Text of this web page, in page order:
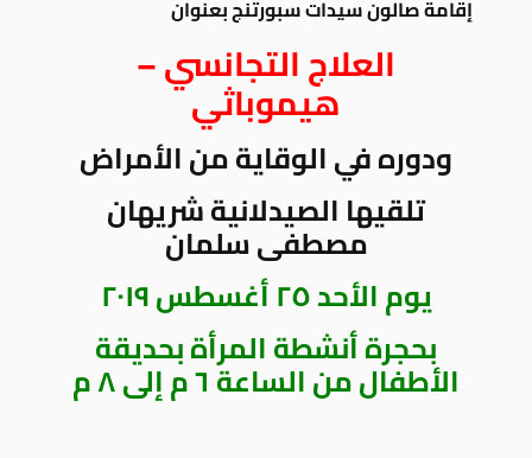
إقامة صالون سيدات سبورتنج بعنوان
العلاج التجانسي –
هيموباثي
ودوره في الوقاية من الأمراض
تلقيها الصيدلانية شريهان
مصطفى سلمان
يوم الأحد ٢٥ أغسطس ٢٠١٩
بحجرة أنشطة المرأة بحديقة
الأطفال من الساعة ٦ م إلى ٨ م